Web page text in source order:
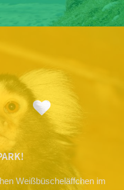
Weißbüscheläffchen im